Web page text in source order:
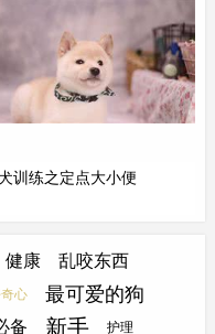
。一旦它开始能够捕捉到短抛，
渐地增加距离。尽量使你扔出的
盘是直线的。可以以每抛十个飞
为一组，统计百分比。1、最初
候可以用一个球或一个小棍教
训练之定点大小便
题呢。首先，一定要记住，我们
以奖励为引导，最好不要去打
因为之前也说过，柴犬其实很
，他们的报复心也比较强，一
健康 乱咬东西
心 最可爱的狗
备 新手 护理